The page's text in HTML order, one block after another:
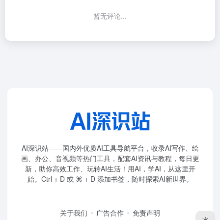
暂无评论...
AI深识站——国内外优质AI工具导航平台，收录AI写作、绘
画、办公、音视频等热门工具，配套AI资讯与教程，每日更
新，助你高效工作、玩转AI生活！用AI，学AI，从这里开
始。Ctrl + D 或 ⌘ + D 添加书签，随时探索AI新世界。
关于我们 广告合作 免责声明